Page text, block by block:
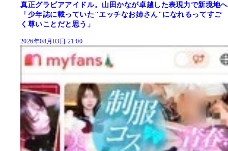
真正グラビアアイドル。山田かなが卓越した表現力で新境地へ
「少年誌に載っていた"エッチなお姉さん"になれるってすご
く尊いことだと思う」
2026年08月03日 21:00